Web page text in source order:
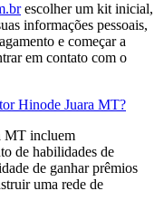
escolher um kit inicial,
informações pessoais,
e começar a
em contato com o
Hinode Juara MT?
MT incluem
de habilidades de
de ganhar prêmios
uma rede de